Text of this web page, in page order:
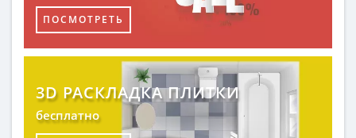
ПОСМОТРЕТЬ
3D РАСКЛАДКА ПЛИТКИ
бесплатно